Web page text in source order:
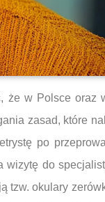
że w Polsce oraz
zasad, które
po
wizytę do
tzw. okulary